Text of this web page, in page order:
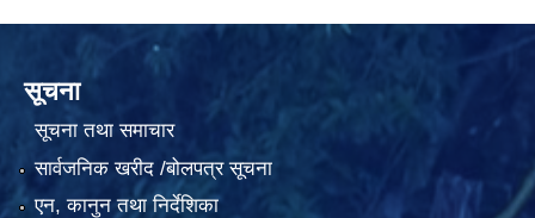
सूचना
सूचना तथा समाचार
सार्वजनिक खरीद /बोलपत्र सूचना
एन, कानुन तथा निर्देशिका